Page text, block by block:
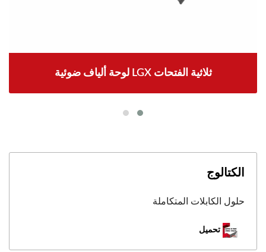
لوحة ألياف ضوئية LGX ثلاثية الفتحات
الكتالوج
حلول الكابلات المتكاملة
تحميل